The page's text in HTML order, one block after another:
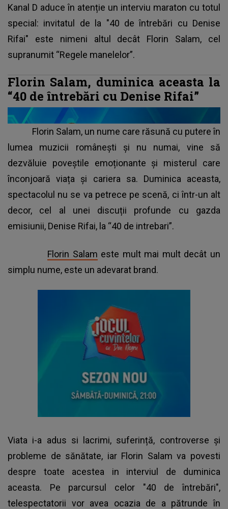
Kanal D aduce în atenție un interviu maraton cu totul
special: invitatul de la "40 de întrebări cu Denise
Rifai" este nimeni altul decât Florin Salam, cel
supranumit “Regele manelelor”.
Florin Salam, duminica aceasta la
“40 de întrebări cu Denise Rifai”
Florin Salam, un nume care răsună cu putere în
lumea muzicii românești și nu numai, vine să
dezvăluie poveștile emoționante și misterul care
înconjoară viața și cariera sa. Duminica aceasta,
spectacolul nu se va petrece pe scenă, ci într-un alt
decor, cel al unei discuții profunde cu gazda
emisiunii, Denise Rifai, la “40 de intrebari”.
Florin Salam este mult mai mult decât un
simplu nume, este un adevarat brand.
Viata i-a adus si lacrimi, suferință, controverse și
probleme de sănătate, iar Florin Salam va povesti
despre toate acestea in interviul de duminica
aceasta. Pe parcursul celor "40 de întrebări",
telespectatorii vor avea ocazia de a pătrunde în